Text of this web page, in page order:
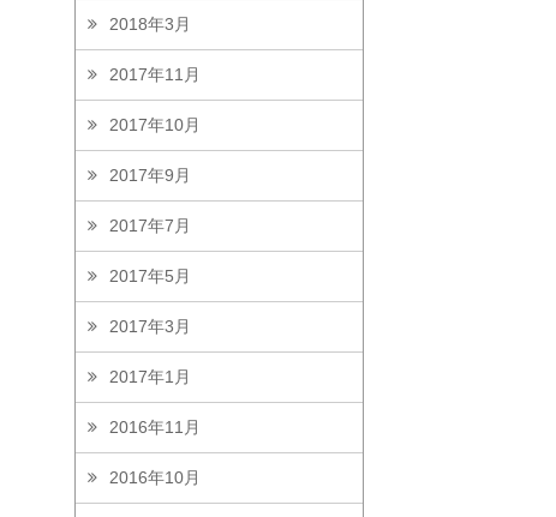
2018年3月
2017年11月
2017年10月
2017年9月
2017年7月
2017年5月
2017年3月
2017年1月
2016年11月
2016年10月